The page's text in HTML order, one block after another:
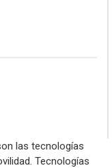
las tecnologías
Tecnologías